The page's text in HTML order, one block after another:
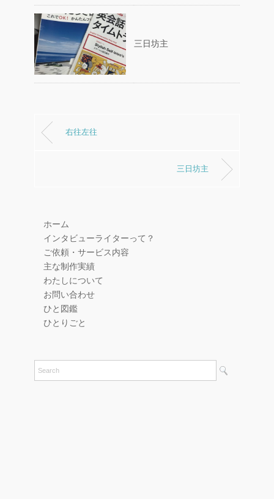
三日坊主
右往左往
三日坊主
ホーム
インタビューライターって？
ご依頼・サービス内容
主な制作実績
わたしについて
お問い合わせ
ひと図鑑
ひとりごと